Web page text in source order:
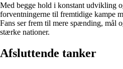
Med begge hold i konstant udvikling
forventningerne til fremtidige kampe
Fans ser frem til mere spænding, mål
stærke nationer.
Afsluttende tanker